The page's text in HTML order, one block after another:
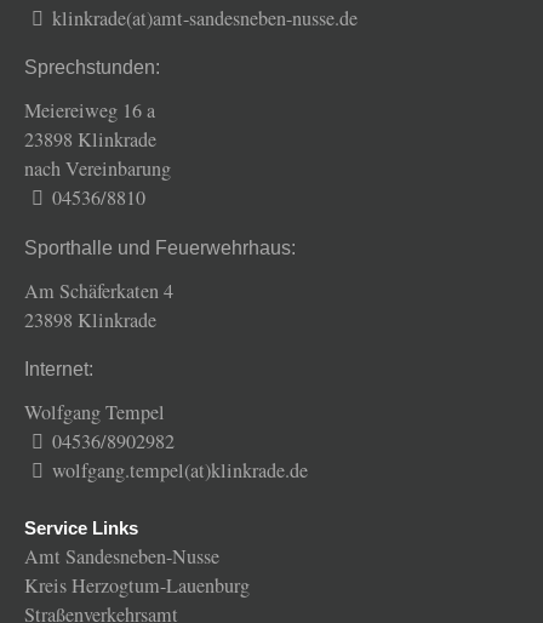
klinkrade(at)amt-sandesneben-nusse.de
Sprechstunden:
Meiereiweg 16 a
23898 Klinkrade
nach Vereinbarung
04536/8810
Sporthalle und Feuerwehrhaus:
Am Schäferkaten 4
23898 Klinkrade
Internet:
Wolfgang Tempel
04536/8902982
wolfgang.tempel(at)klinkrade.de
Service Links
Amt Sandesneben-Nusse
Kreis Herzogtum-Lauenburg
Straßenverkehrsamt